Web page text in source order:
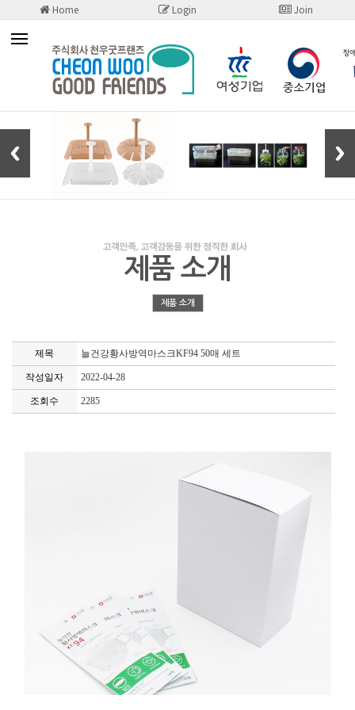
Home Login Join
제품 소개
제품 소개
제목 늘건강황사방역마스크KF94 50매 세트
작성일자 2022-04-28
조회수 2285